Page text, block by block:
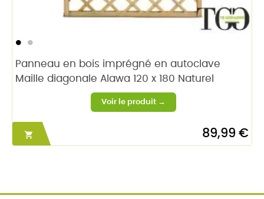
Panneau en bois imprégné en autoclave
Maille diagonale Alawa 120 x 180 Naturel
 89,99 €
›